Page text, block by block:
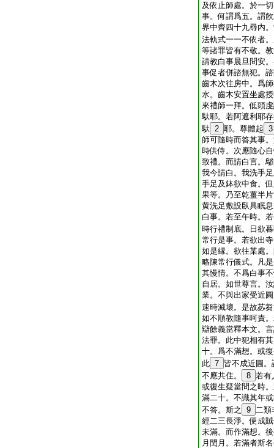
及依止師處。於一
事。何謂爲五。謂
界中齊四十九尋内
法軌式一一不依者
等諸罪皆有不敬。
請教白事晨旦問安
事促者併諮無犯。
齒木次往房中。爲
水。齒木安置坐處
來禮師一拜。低頭
馱耶。若阿遮利耶
馱 2 耶。尊體起 3
師可隨時而答其事
時供侍。次應隨心
致禮。而請白言。
我今請白。我洗手
手足及鉢欲中食。
果等。乃至乾薑半
黄洗足敷設臥具眠
白事。若至午時。
時行禮制底。日欲
常行是事。若欲出
如是縁。欲往某處
略陳常行儀式。凡
其慢情。不爲白事
自居。如世尊言。
業。不與出家受近
速時滅壞。是故苾
如不順教隨事呵責
辯餘義當釋本文。
法罪。此中犯相有
十。爲不滿想。或
此 7 皆不成近圓
不應共住。
8 若有
或復生疑當問之時
滿二十。不識其年
不答。斯之
9 二類
經二三長淨。便成
未滿。而作滿想。
月閏月。若滿者斯